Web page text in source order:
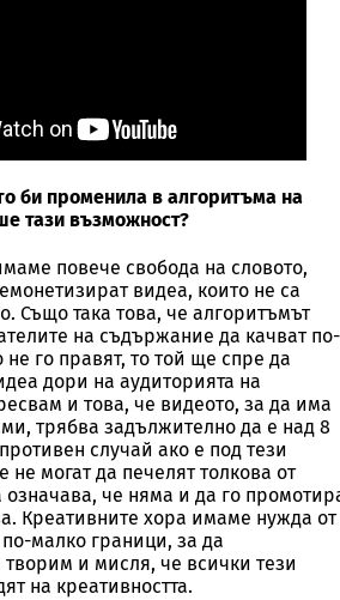
би променила в алгоритъма на
тази възможност?
повече свобода на словото,
видеа, които не са
Също така това, че алгоритъмът
на съдържание да качват по-
не го правят, то той ще спре да
дори на аудиторията на
и това, че видеото, за да има
трябва задължително да е над 8
случай ако е под тези
не могат да печелят толкова от
означава, че няма и да го
Креативните хора имаме нужда от
малко граници, за да
и мисля, че всички тези
на креативността.